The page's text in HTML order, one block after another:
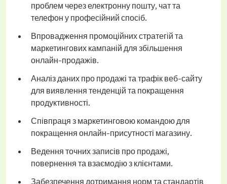
проблем через електронну пошту, чат та
телефон у професійний спосіб.
Впровадження промоційних стратегій та
маркетингових кампаній для збільшення
онлайн-продажів.
Аналіз даних про продажі та трафік веб-сайту
для виявлення тенденцій та покращення
продуктивності.
Співпраця з маркетинговою командою для
покращення онлайн-присутності магазину.
Ведення точних записів про продажі,
повернення та взаємодію з клієнтами.
Забезпечення дотримання норм та стандартів